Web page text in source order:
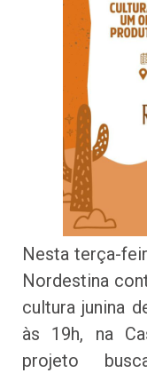
Nesta terça-
Nordestina
cultura junina
às 19h, na
projeto